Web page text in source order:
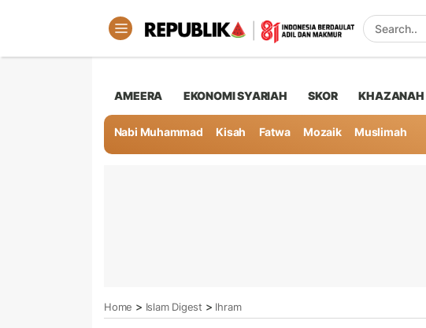
AMEERA EKONOMI SYARIAH SKOR KHAZANAH
Nabi Muhammad Kisah Fatwa Mozaik Muslimah
Home > Islam Digest > Ihram